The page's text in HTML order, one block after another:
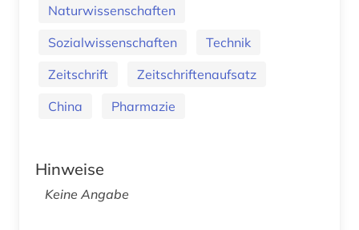
Naturwissenschaften
Sozialwissenschaften
Technik
Zeitschrift
Zeitschriftenaufsatz
China
Pharmazie
Hinweise
Keine Angabe